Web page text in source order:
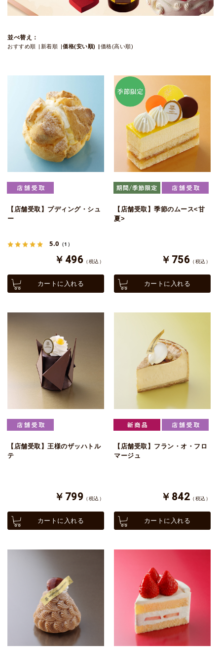
並べ替え：
おすすめ順 新着順 価格(安い順) 価格(高い順)
【店舗受取】プディング・シュ
ー
5.0 （1）
￥496 （税込）
カートに入れる
【店舗受取】季節のムース<甘
夏>
￥756 （税込）
カートに入れる
【店舗受取】王様のザッハトル
テ
￥799 （税込）
カートに入れる
【店舗受取】フラン・オ・フロ
マージュ
￥842 （税込）
カートに入れる